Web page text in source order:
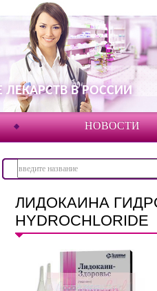
В РОССИИ
НОВОСТИ
ЛИДОКАИНА
HYDROCHLORIDE